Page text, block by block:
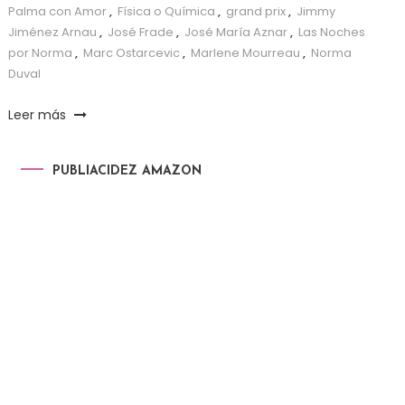
Palma con Amor, Física o Química , grand prix, Jimmy
Jiménez Arnau , José Frade , José María Aznar, Las Noches
por Norma , Marc Ostarcevic , Marlene Mourreau , Norma
Duval
Leer más
PUBLIACIDEZ AMAZON